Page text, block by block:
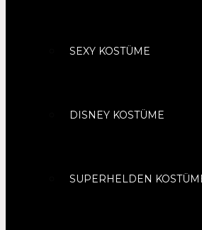
SEXY KOSTÜME
DISNEY KOSTÜME
SUPERHELDEN